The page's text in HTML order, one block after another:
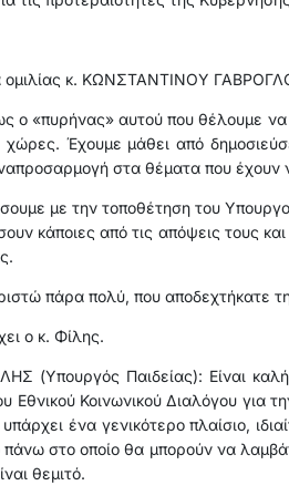
ομιλίας κ. ΚΩΝΣΤΑΝΤΙΝΟΥ
ο «πυρήνας» αυτού που θέλουμε να
χώρες. Έχουμε μάθει από
στα θέματα που έχουν
με την τοποθέτηση του
κάποιες από τις απόψεις τους
πάρα πολύ, που αποδεχτήκατε
ο κ. Φίλης.
(Υπουργός Παιδείας): Είναι
Εθνικού Κοινωνικού Διαλόγου για
ένα γενικότερο πλαίσιο,
στο οποίο θα μπορούν να
θεμιτό.